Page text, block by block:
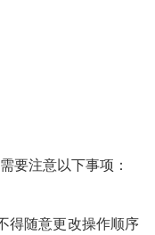
要注意以下事项：
得随意更改操作顺序